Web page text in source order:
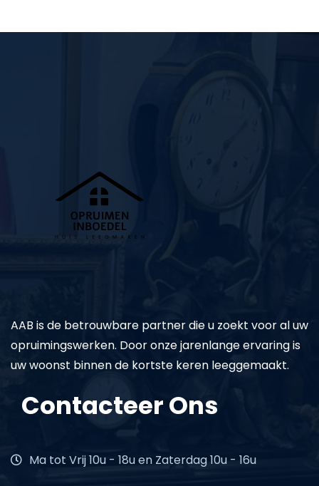
AAB is de betrouwbare partner die u zoekt voor al uw
opruimingswerken. Door onze jarenlange ervaring is
uw woonst binnen de kortste keren leeggemaakt.
Contacteer Ons
Ma tot Vrij 10u - 18u en Zaterdag 10u - 16u